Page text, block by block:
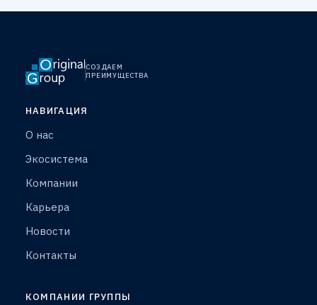
СОЗДАЕМ
ПРЕИМУЩЕСТВА
НАВИГАЦИЯ
О нас
Экосистема
Компании
Карьера
Новости
Контакты
КОМПАНИИ ГРУППЫ